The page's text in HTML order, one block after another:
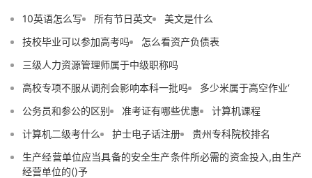
10英语怎么写 所有节日英文
美文是什么
技校毕业可以参加高考吗
怎么看资产负债表
三级人力资源管理师属于中级职称吗
高校专项不服从调剂会影响本科一批吗
多少米属于高空作业‘
公务员和参公的区别
准考证有哪些优惠
计算机课程
计算机二级考什么
护士电子话注册
贵州专科院校排名
生产经营单位应当具备的安全生产条件所必需的资金投入,由生产
经营单位的()予